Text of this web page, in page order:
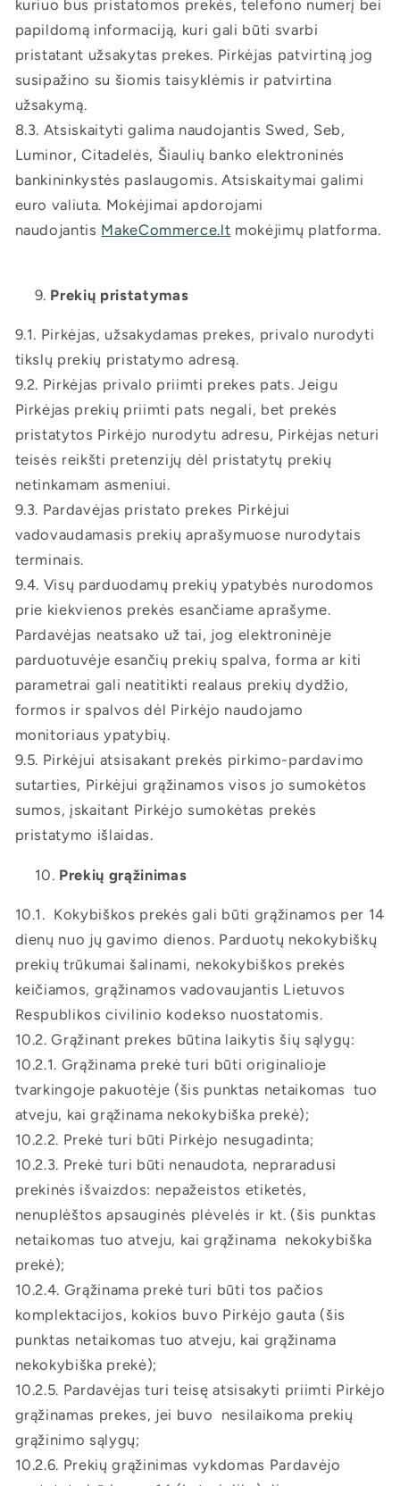
kuriuo bus pristatomos prekės, telefono numerį bei
papildomą informaciją, kuri gali būti svarbi
pristatant užsakytas prekes. Pirkėjas patvirtiną jog
susipažino su šiomis taisyklėmis ir patvirtina
užsakymą.
8.3. Atsiskaityti galima naudojantis Swed, Seb,
Luminor, Citadelės, Šiaulių banko elektroninės
bankininkystės paslaugomis. Atsiskaitymai galimi
euro valiuta. Mokėjimai apdorojami
naudojantis MakeCommerce.lt mokėjimų platforma.
Prekių pristatymas
9.1. Pirkėjas, užsakydamas prekes, privalo nurodyti
tikslų prekių pristatymo adresą.
9.2. Pirkėjas privalo priimti prekes pats. Jeigu
Pirkėjas prekių priimti pats negali, bet prekės
pristatytos Pirkėjo nurodytu adresu, Pirkėjas neturi
teisės reikšti pretenzijų dėl pristatytų prekių
netinkamam asmeniui.
9.3. Pardavėjas pristato prekes Pirkėjui
vadovaudamasis prekių aprašymuose nurodytais
terminais.
9.4. Visų parduodamų prekių ypatybės nurodomos
prie kiekvienos prekės esančiame aprašyme.
Pardavėjas neatsako už tai, jog elektroninėje
parduotuvėje esančių prekių spalva, forma ar kiti
parametrai gali neatitikti realaus prekių dydžio,
formos ir spalvos dėl Pirkėjo naudojamo
monitoriaus ypatybių.
9.5. Pirkėjui atsisakant prekės pirkimo-pardavimo
sutarties, Pirkėjui grąžinamos visos jo sumokėtos
sumos, įskaitant Pirkėjo sumokėtas prekės
pristatymo išlaidas.
Prekių grąžinimas
10.1. Kokybiškos prekės gali būti grąžinamos per 14
dienų nuo jų gavimo dienos. Parduotų nekokybiškų
prekių trūkumai šalinami, nekokybiškos prekės
keičiamos, grąžinamos vadovaujantis Lietuvos
Respublikos civilinio kodekso nuostatomis.
10.2. Grąžinant prekes būtina laikytis šių sąlygų:
10.2.1. Grąžinama prekė turi būti originalioje
tvarkingoje pakuotėje (šis punktas netaikomas tuo
atveju, kai grąžinama nekokybiška prekė);
10.2.2. Prekė turi būti Pirkėjo nesugadinta;
10.2.3. Prekė turi būti nenaudota, nepraradusi
prekinės išvaizdos: nepažeistos etiketės,
nenuplėštos apsauginės plėvelės ir kt. (šis punktas
netaikomas tuo atveju, kai grąžinama nekokybiška
prekė);
10.2.4. Grąžinama prekė turi būti tos pačios
komplektacijos, kokios buvo Pirkėjo gauta (šis
punktas netaikomas tuo atveju, kai grąžinama
nekokybiška prekė);
10.2.5. Pardavėjas turi teisę atsisakyti priimti Pirkėjo
grąžinamas prekes, jei buvo nesilaikoma prekių
grąžinimo sąlygų;
10.2.6. Prekių grąžinimas vykdomas Pardavėjo